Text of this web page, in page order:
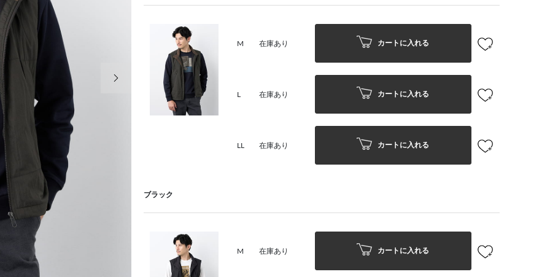
M 在庫あり カートに入れる
L 在庫あり カートに入れる
LL 在庫あり カートに入れる
ブラック
M 在庫あり カートに入れる